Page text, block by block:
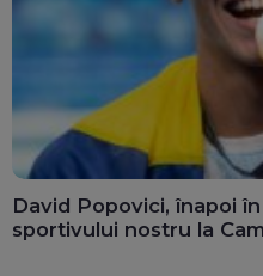
David Popovici, înapoi
sportivului nostru la